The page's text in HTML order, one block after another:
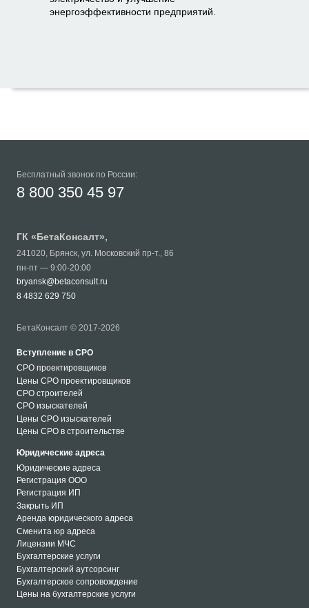
энергоэффективности предприятий.
Бесплатный звонок по России:
8 800 350 45 97
ГК « БетаКонсалт»,
241020, Брянск, ул. Московский пр-т., 86
пн-пт — 9:00-20:00
bryansk@betaconsult.ru
8 4832 629 750
БетаКонсалт © 2017-2026
Вступление в СРО
СРО проектировщиков
Цены СРО проектировщиков
СРО строителей
СРО изыскателей
Цены СРО изыскателей
Цены СРО в строительстве
Юридические адреса
Юридические адреса
Регистрация ООО
Регистрация ИП
Закрыть ИП
Аренда юридического адреса
Сменита юр адреса
Лицензии МЧС
Бухгалтерские услуги
Бухгалтерский аутсорсинг
Бухгалтерское сопровождение
Цены на бухгалтерские услуги